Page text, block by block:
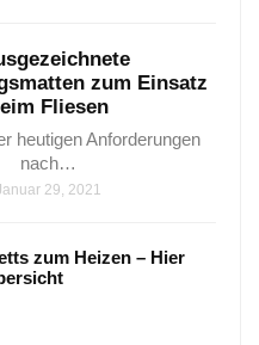
zum Einsatz
Fliesen
heutigen Anforderungen
nach…
29, 2021